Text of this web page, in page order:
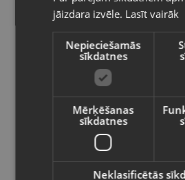
/mēn.
Zelts Gredzens
Vietnes saturs būs attēlots
valodā
Valsts
Latviešu / Latvian
jāizdara izvēle. Lasīt vairāk
Nepieciešamās
sīkdatnes
Mērķēšanas
sīkdatnes
Neklasificētās